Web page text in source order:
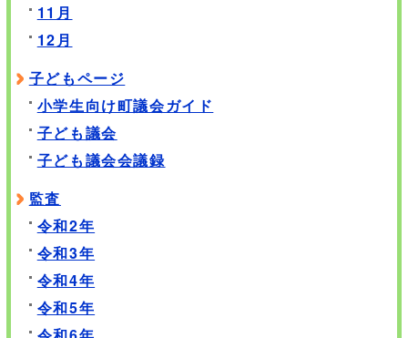
11月
12月
子どもページ
小学生向け町議会ガイド
子ども議会
子ども議会会議録
監査
令和2年
令和3年
令和4年
令和5年